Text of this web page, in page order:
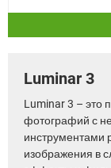
Luminar 3
Luminar 3 – это
фотографий с
инструментами
изображения в